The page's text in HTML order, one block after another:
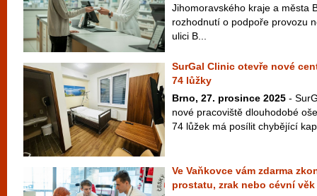
Jihomoravského kraje a města
rozhodnutí o podpoře provozu
ulici B...
SurGal Clinic otevře nové
74 lůžky
Brno, 27. prosince 2025 -
nové pracoviště dlouhodobé
74 lůžek má posílit chybějící
Ve Vaňkovce vám zdarma
prostatu, zrak nebo cévní věk